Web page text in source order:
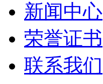
新闻中心
荣誉证书
联系我们